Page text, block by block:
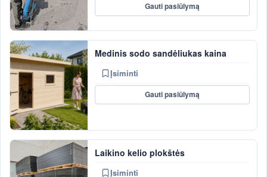
Gauti pasiūlymą
Medinis sodo sandėliukas kaina
Įsiminti
Gauti pasiūlymą
Laikino kelio plokštės
Įsiminti